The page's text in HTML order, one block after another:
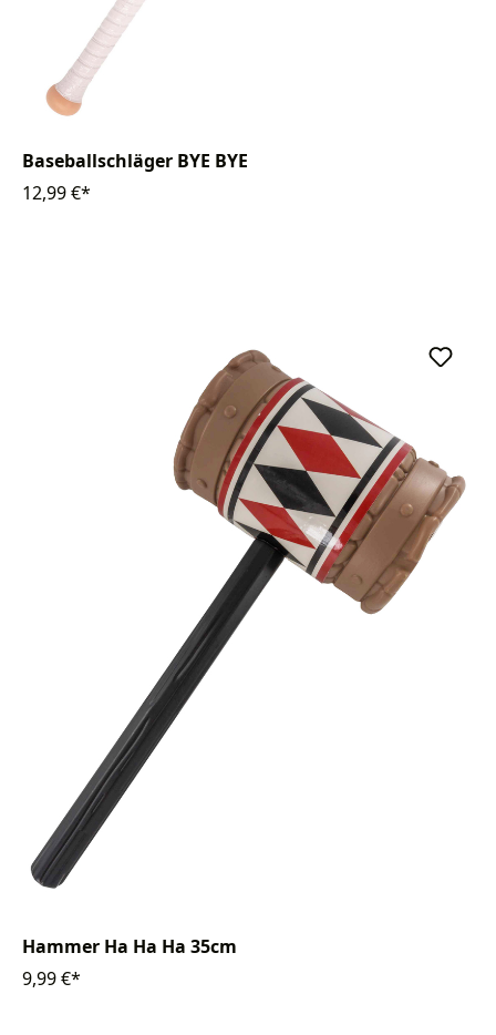
Baseballschläger BYE BYE
12,99 €*
Hammer Ha Ha Ha 35cm
9,99 €*